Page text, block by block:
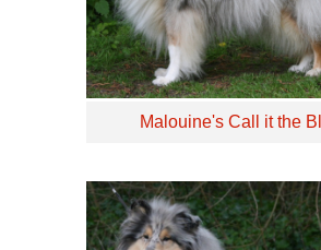
Malouine's Call it the